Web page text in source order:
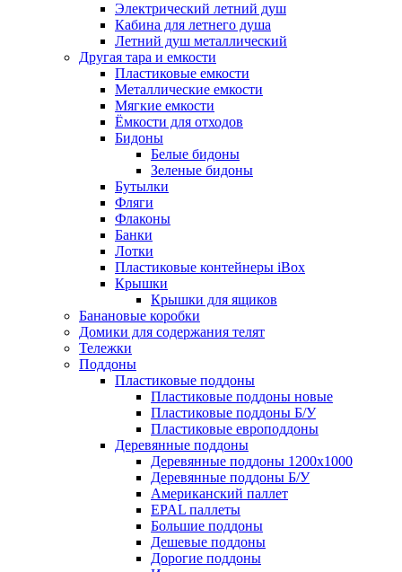
Электрический летний душ
Кабина для летнего душа
Летний душ металлический
Другая тара и емкости
Пластиковые емкости
Металлические емкости
Мягкие емкости
Ёмкости для отходов
Бидоны
Белые бидоны
Зеленые бидоны
Бутылки
Фляги
Флаконы
Банки
Лотки
Пластиковые контейнеры iBox
Крышки
Крышки для ящиков
Банановые коробки
Домики для содержания телят
Тележки
Поддоны
Пластиковые поддоны
Пластиковые поддоны новые
Пластиковые поддоны Б/У
Пластиковые европоддоны
Деревянные поддоны
Деревянные поддоны 1200х1000
Деревянные поддоны Б/У
Американский паллет
EPAL паллеты
Большие поддоны
Дешевые поддоны
Дорогие поддоны